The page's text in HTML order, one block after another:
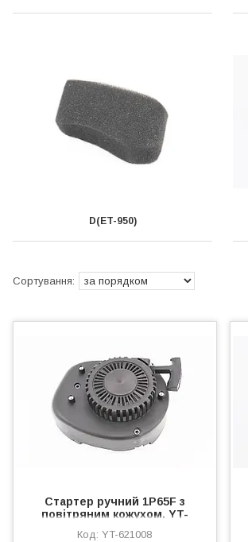
D(ET-950)
Стартер ручний 1P65F з
повітряним кожухом, YT-
YT-621008